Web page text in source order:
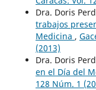
Dra. Doris
trabajos
Medicina ,
(2013)
Dra. Doris
en el Día del
128 Núm. 1